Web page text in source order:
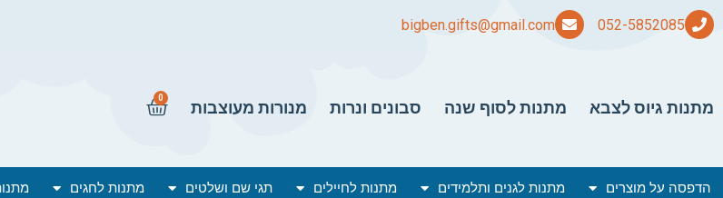
bigben.gifts@gmail.com
מתנות גיוס לצבא מתנות לסוף שנה סבונים ונרות מנורות מעוצבות
0
הדפסה על מוצרים מתנות לגנים ותלמידים מתנות לחיילים תגי שם ושלטים מתנות לחגים